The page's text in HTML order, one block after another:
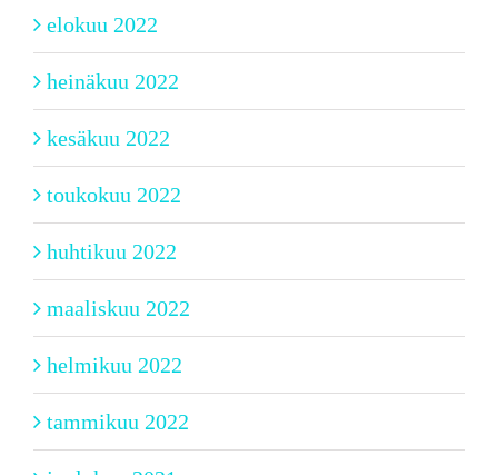
elokuu 2022
heinäkuu 2022
kesäkuu 2022
toukokuu 2022
huhtikuu 2022
maaliskuu 2022
helmikuu 2022
tammikuu 2022